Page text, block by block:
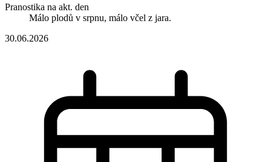
Pranostika na akt. den
Málo plodů v srpnu, málo včel z jara.
30.06.2026